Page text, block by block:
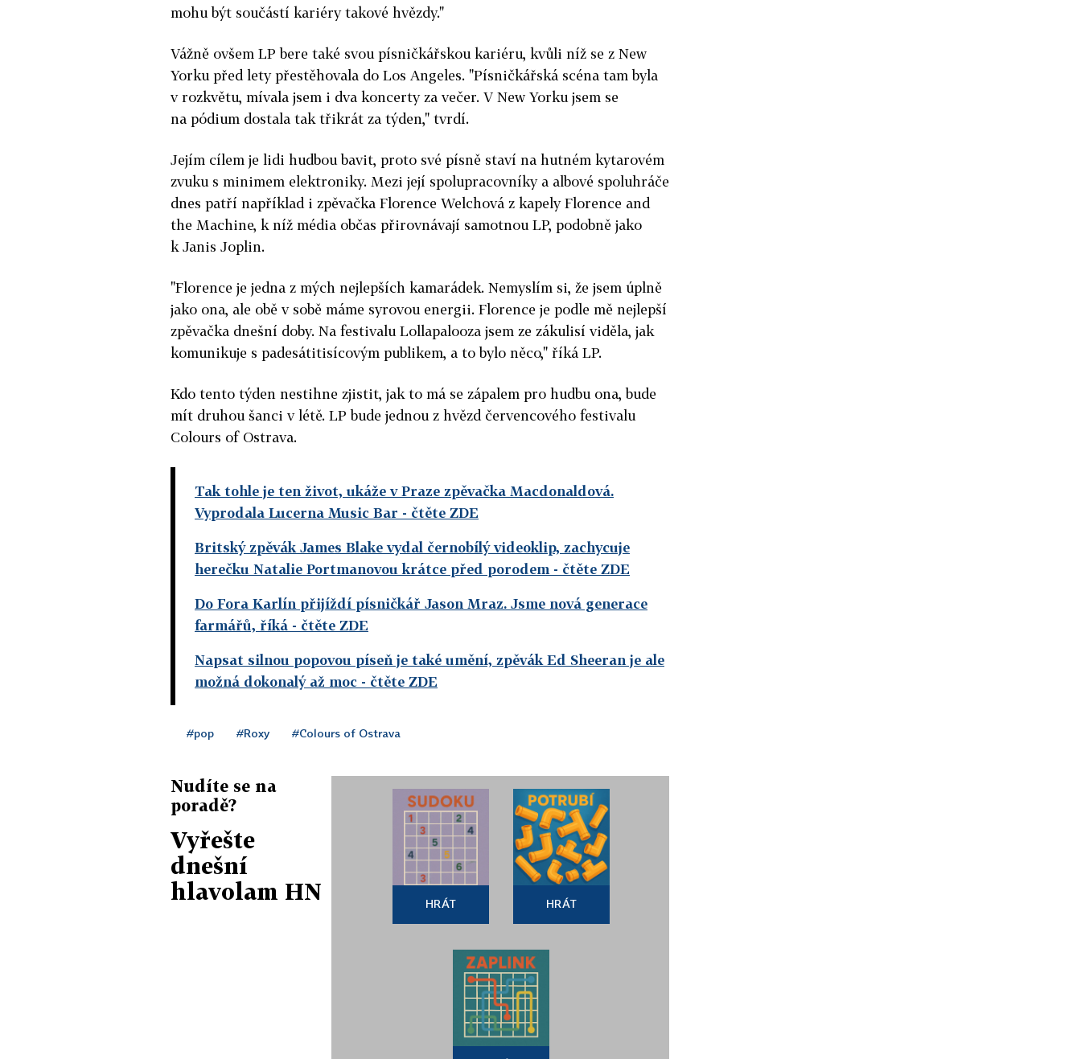
mohu být součástí kariéry takové hvězdy."
Vážně ovšem LP bere také svou písničkářskou kariéru, kvůli níž se z New
Yorku před lety přestěhovala do Los Angeles. "Písničkářská scéna tam byla
v rozkvětu, mívala jsem i dva koncerty za večer. V New Yorku jsem se
na pódium dostala tak třikrát za týden," tvrdí.
Jejím cílem je lidi hudbou bavit, proto své písně staví na hutném kytarovém
zvuku s minimem elektroniky. Mezi její spolupracovníky a albové spoluhráče
dnes patří například i zpěvačka Florence Welchová z kapely Florence and
the Machine, k níž média občas přirovnávají samotnou LP, podobně jako
k Janis Joplin.
"Florence je jedna z mých nejlepších kamarádek. Nemyslím si, že jsem úplně
jako ona, ale obě v sobě máme syrovou energii. Florence je podle mě nejlepší
zpěvačka dnešní doby. Na festivalu Lollapalooza jsem ze zákulisí viděla, jak
komunikuje s padesátitisícovým publikem, a to bylo něco," říká LP.
Kdo tento týden nestihne zjistit, jak to má se zápalem pro hudbu ona, bude
mít druhou šanci v létě. LP bude jednou z hvězd červencového festivalu
Colours of Ostrava.
Tak tohle je ten život, ukáže v Praze zpěvačka Macdonaldová.
Vyprodala Lucerna Music Bar - čtěte ZDE
Britský zpěvák James Blake vydal černobílý videoklip, zachycuje
herečku Natalie Portmanovou krátce před porodem - čtěte ZDE
Do Fora Karlín přijíždí písničkář Jason Mraz. Jsme nová generace
farmářů, říká - čtěte ZDE
Napsat silnou popovou píseň je také umění, zpěvák Ed Sheeran je ale
možná dokonalý až moc - čtěte ZDE
#pop #Roxy #Colours of Ostrava
Nudíte se na
poradě?
Vyřešte
dnešní
hlavolam HN
HRÁT HRÁT